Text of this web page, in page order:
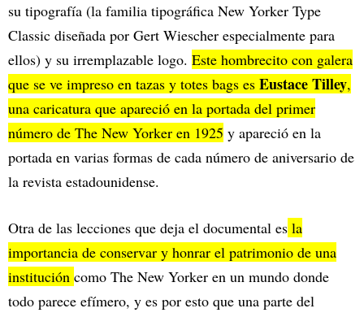
su tipografía (la familia tipográfica New Yorker Type
Classic diseñada por Gert Wiescher especialmente para
ellos) y su irremplazable logo. Este hombrecito con galera
que se ve impreso en tazas y totes bags es Eustace Tilley,
una caricatura que apareció en la portada del primer
número de The New Yorker en 1925 y apareció en la
portada en varias formas de cada número de aniversario de
la revista estadounidense.
Otra de las lecciones que deja el documental es la
importancia de conservar y honrar el patrimonio de una
institución como The New Yorker en un mundo donde
todo parece efímero, y es por esto que una parte del